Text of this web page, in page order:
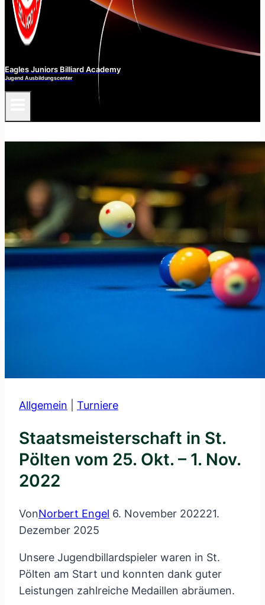
Eagles Juniors Billiard Academy
Jugend Ausbildungscenter
Allgemein Turniere
Staatsmeisterschaft in St.
Pölten vom 25. Okt. – 1. Nov.
2022
VonNorbert Engel 6. November 202221.
Dezember 2025
Unsere Jugendbillardspieler waren in St.
Pölten am Start und konnten dank guter
Leistungen zahlreiche Medaillen abräumen.